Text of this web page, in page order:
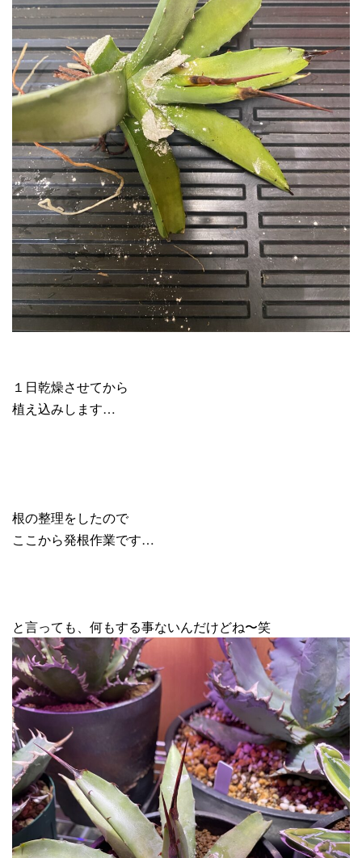
１日乾燥させてから
植え込みします…
根の整理をしたので
ここから発根作業です…
と言っても、何もする事ないんだけどね〜笑